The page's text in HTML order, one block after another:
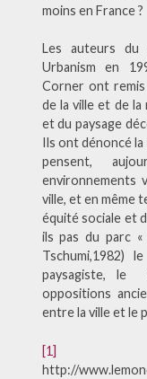
moins en France ?
Les auteurs du
Urbanism en
Corner ont remis
de la ville et de la
et du paysage
Ils ont dénoncé
pensent,
ville, et en même
équité sociale et
ils pas du parc
Tschumi,1982)
paysagiste, le
oppositions
entre la ville et le
[1]
http://